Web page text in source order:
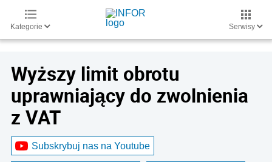
Kategorie Serwisy
Wyższy limit obrotu
uprawniający do zwolnienia
z VAT
Subskrybuj nas na Youtube